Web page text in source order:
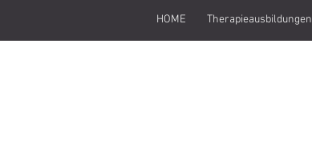
HOME Therapieausbildungen